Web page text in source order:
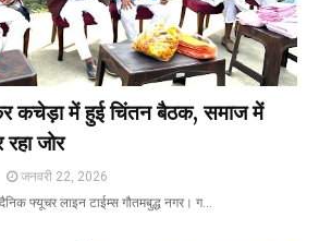
कचेड़ा में हुई चिंतन बैठक, समाज में
जोर
जनवरी 22, 2026
दैनिक फ्यूचर लाइन टाईम्स गौतमबुद्ध नगर। ग…